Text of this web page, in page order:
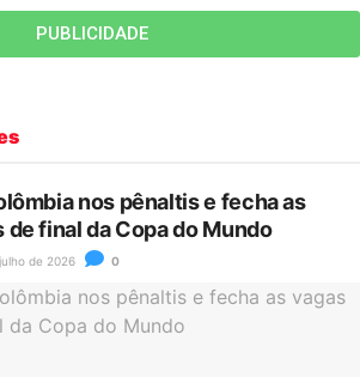
PUBLICIDADE
nos pênaltis e fecha as
de final da Copa do Mundo
de 2026 0